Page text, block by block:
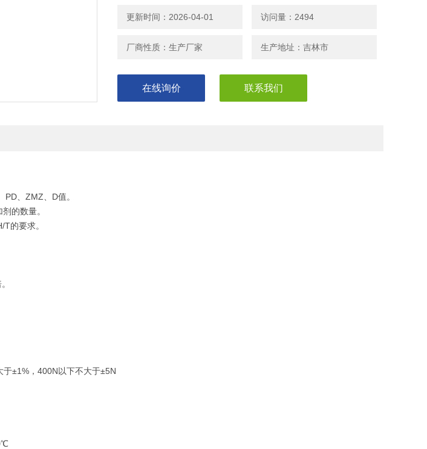
1、评定润滑油、润滑脂、切削液的PB、PD、ZMZ、D值。
更新时间：2026-04-01 访问量：2494
厂商性质：生产厂家 生产地址：吉林市
在线询价 联系我们
、ZMZ、D值。
的数量。
的要求。
±1%，400N以下不大于±5N